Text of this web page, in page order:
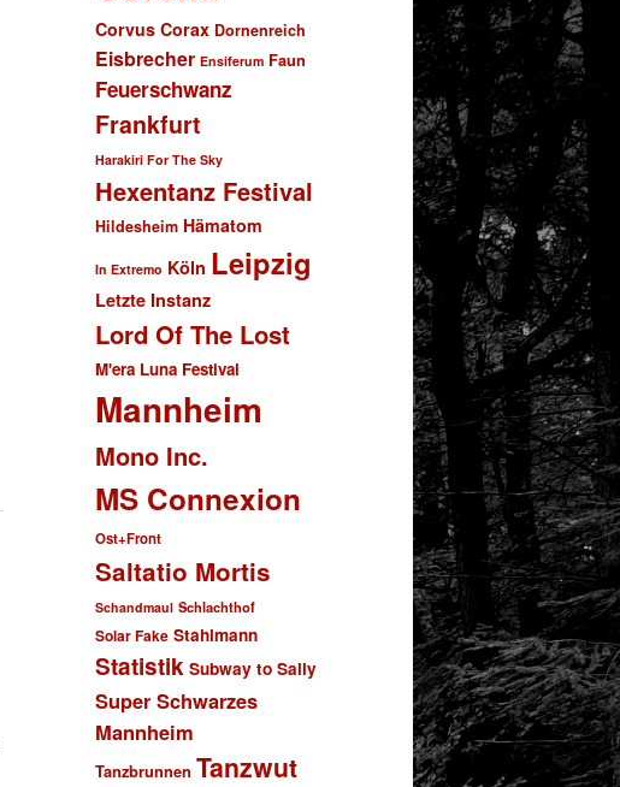
Corvus Corax Dornenreich
Eisbrecher Ensiferum Faun
Feuerschwanz
Frankfurt
Harakiri For The Sky
Hexentanz Festival
Hildesheim Hämatom
In Extremo Köln Leipzig
Letzte Instanz
Lord Of The Lost
M'era Luna Festival
Mannheim
Mono Inc.
MS Connexion
Ost+Front
Saltatio Mortis
Schandmaul Schlachthof
Solar Fake Stahlmann
Statistik Subway to Sally
Super Schwarzes
Mannheim
Tanzbrunnen Tanzwut